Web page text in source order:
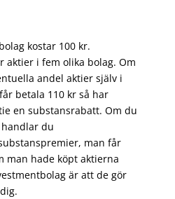
kostar 100 kr.
aktier i fem olika bolag. Om
andel aktier själv i
betala 110 kr så har
en substansrabatt. Om du
du
man får
man hade köpt aktierna
är att de gör